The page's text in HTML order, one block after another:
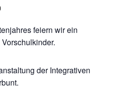
feiern wir ein
der Integrativen